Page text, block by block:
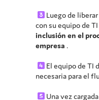
Luego de
con su equipo de
inclusión en el
empresa .
El equipo de TI
necesaria para el
Una vez